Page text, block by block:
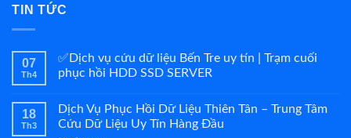
TIN TỨC
07
Th4
✅Dịch vụ cứu dữ liệu Bến Tre uy tín | Trạm cuối
phục hồi HDD SSD SERVER
18
Th3
Dịch Vụ Phục Hồi Dữ Liệu Thiên Tân – Trung Tâm
Cứu Dữ Liệu Uy Tín Hàng Đầu